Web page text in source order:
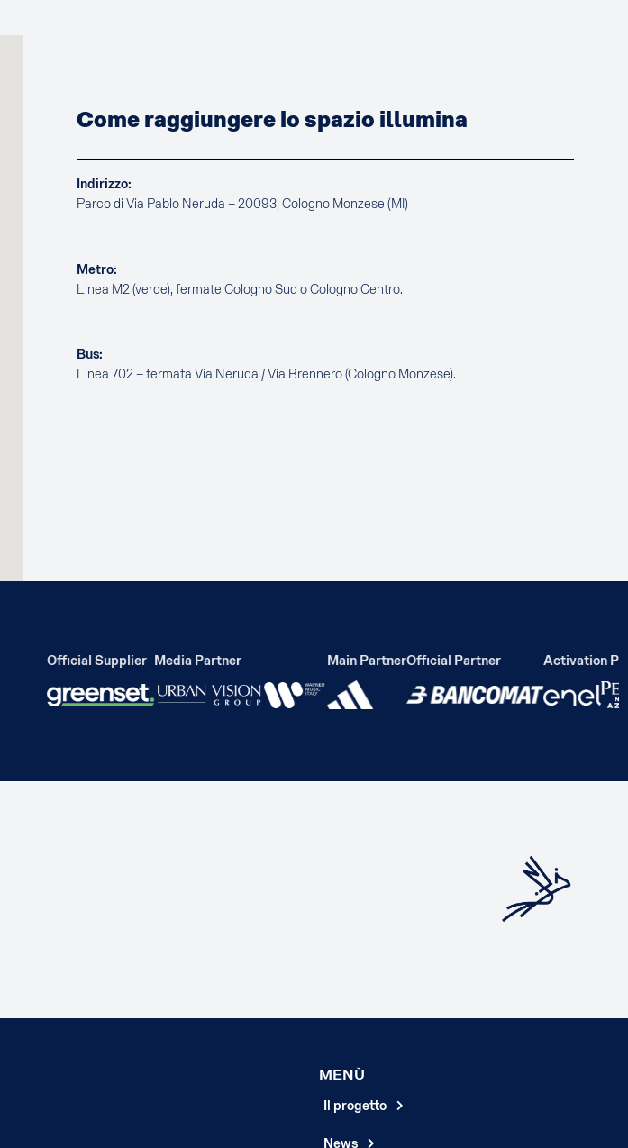
Come raggiungere lo spazio illumina
Indirizzo:
Parco di Via Pablo Neruda – 20093, Cologno Monzese (MI)
Metro:
Linea M2 (verde), fermate Cologno Sud o Cologno Centro.
Bus:
Linea 702 – fermata Via Neruda / Via Brennero (Cologno Monzese).
Official Supplier Media Partner Main PartnerOfficial Partner Activation
MENÙ
Il progetto
News